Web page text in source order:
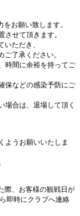
お願い致します。
せて頂きます。
ただき、
了承ください。
時間に余裕を持ってご
保などの感染予防にご
場合は、退場して頂く
ようお願いいたしま
際、お客様の観戦日が
即時にクラブへ連絡